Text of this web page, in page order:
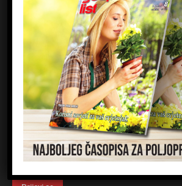
Načini plaćanja
Sigurnost plaćanja
Prijavite se na newsletter
Ime
Email